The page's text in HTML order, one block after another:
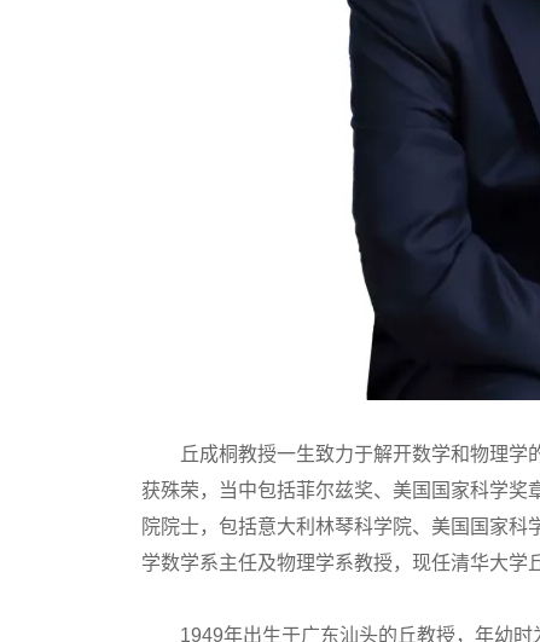
丘成桐教授一生致力于解开数学和物理学
获殊荣，当中包括菲尔兹奖、美国国家科学
院院士，包括意大利林琴科学院、美国国家
学数学系主任及物理学系教授，现任清华大学
1949年出生于广东汕头的丘教授，年幼时